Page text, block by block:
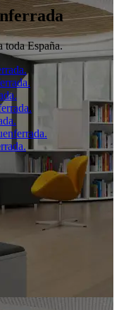
toda España.